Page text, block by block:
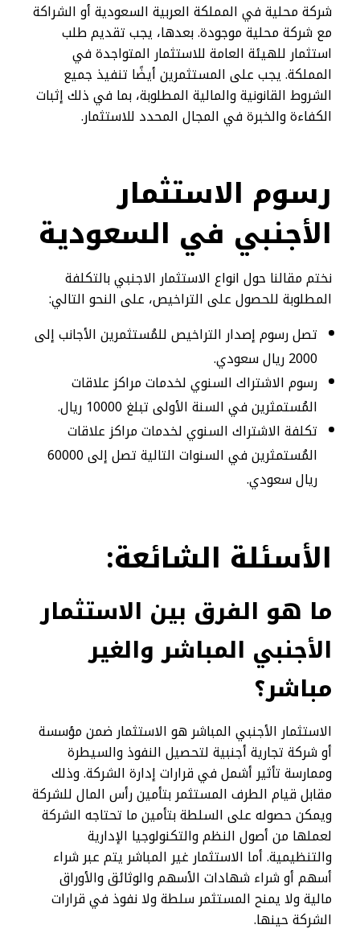
شركة محلية في المملكة العربية السعودية أو الشراكة
مع شركة محلية موجودة. بعدها، يجب تقديم طلب
استثمار للهيئة العامة للاستثمار المتواجدة في
المملكة. يجب على المستثمرين أيضًا تنفيذ جميع
الشروط القانونية والمالية المطلوبة، بما في ذلك إثبات
الكفاءة والخبرة في المجال المحدد للاستثمار.
رسوم الاستثمار
الأجنبي في السعودية
نختم مقالنا حول انواع الاستثمار الاجنبي بالتكلفة
المطلوبة للحصول على التراخيص، على النحو التالي:
تصل رسوم إصدار التراخيص للمُستثمرين الأجانب إلى
2000 ريال سعودي.
رسوم الاشتراك السنوي لخدمات مراكز علاقات
المُستمثرين في السنة الأولى تبلغ 10000 ريال.
تكلفة الاشتراك السنوي لخدمات مراكز علاقات
المُستمثرين في السنوات التالية تصل إلى 60000
ريال سعودي.
الأسئلة الشائعة:
ما هو الفرق بين الاستثمار
الأجنبي المباشر والغير
مباشر؟
الاستثمار الأجنبي المباشر هو الاستثمار ضمن مؤسسة
أو شركة تجارية أجنبية لتحصيل النفوذ والسيطرة
وممارسة تأثير أشمل في قرارات إدارة الشركة. وذلك
مقابل قيام الطرف المستثمر بتأمين رأس المال للشركة
ويمكن حصوله على السلطة بتأمين ما تحتاجه الشركة
لعملها من أصول النظم والتكنولوجيا الإدارية
والتنظيمية. أما الاستثمار غير المباشر يتم عبر شراء
أسهم أو شراء شهادات الأسهم والوثائق والأوراق
مالية ولا يمنح المستثمر سلطة ولا نفوذ في قرارات
الشركة حينها.